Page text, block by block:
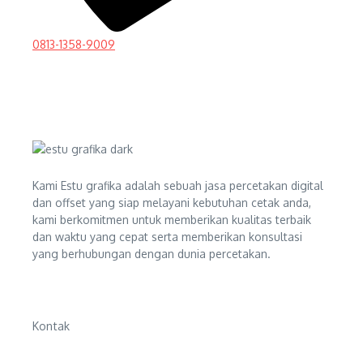
0813-1358-9009
Kami Estu grafika adalah sebuah jasa percetakan digital
dan offset yang siap melayani kebutuhan cetak anda,
kami berkomitmen untuk memberikan kualitas terbaik
dan waktu yang cepat serta memberikan konsultasi
yang berhubungan dengan dunia percetakan.
Kontak